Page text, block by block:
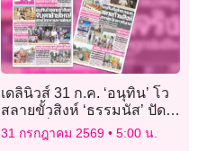
เดลินิวส์ 31 ก.ค. ‘อนุทิน’ โว
สลายขั้วสิงห์ ‘ธรรมนัส’ ปัด
จับมือเพื่อไทยโหวตเชือด
31 กรกฎาคม 2569 5:00 น.